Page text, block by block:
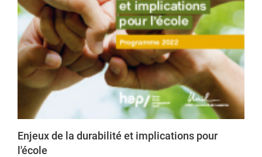
Enjeux de la durabilité et implications pour
l'école